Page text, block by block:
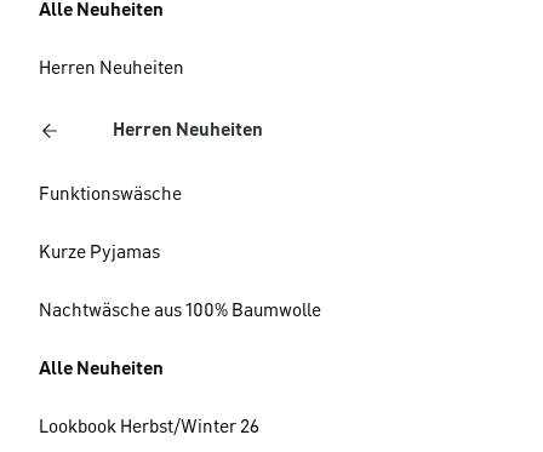
Alle Neuheiten
Herren Neuheiten
Herren Neuheiten
Funktionswäsche
Kurze Pyjamas
Nachtwäsche aus 100% Baumwolle
Alle Neuheiten
Lookbook Herbst/Winter 26